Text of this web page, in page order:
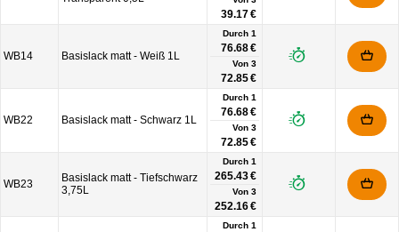
39.17 €
WB14 Basislack matt - Weiß 1L
Durch 1
76.68 €
Von 3
72.85 €
WB22 Basislack matt - Schwarz 1L
Durch 1
76.68 €
Von 3
72.85 €
WB23
Basislack matt - Tiefschwarz
3,75L
Durch 1
265.43 €
Von 3
252.16 €
Durch 1